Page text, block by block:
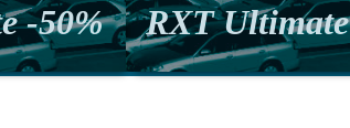
-50% RXT Ultimate